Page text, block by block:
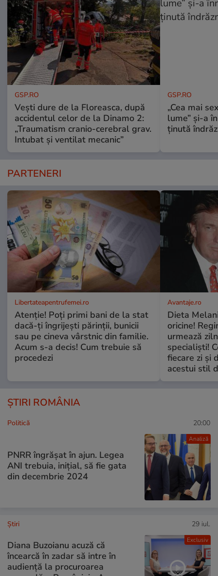
GSP.RO
Vești dure de la Floreasca, după
accidentul celor de la Dinamo 2:
„Traumatism cranio-cerebral grav.
Intubat și ventilat mecanic”
GSP.RO
„Cea mai
lume” și-a
ținută
PARTENERI
Libertateapentrufemei.ro
Atenție! Poți primi bani de la stat
dacă-ți îngrijești părinții, bunicii
sau pe cineva vârstnic din familie.
Acum s-a decis! Cum trebuie să
procedezi
Avantaje.ro
Dieta
oricine!
urmează
specialiști!
fiecare zi și
acestui stil
ȘTIRI ROMÂNIA
Analiză
Politică 20:00
PNRR îngrășat în ajun. Legea
ANI trebuia, inițial, să fie gata
din decembrie 2024
Exclusiv
Ştiri 29 iul.
Diana Buzoianu acuză că
încearcă în zadar să intre în
audiență la procuroarea